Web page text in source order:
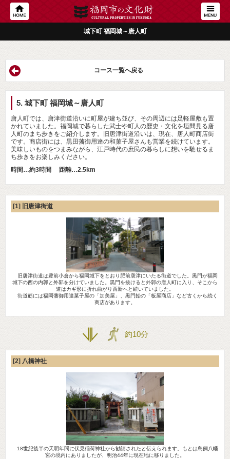
城下町 福岡城～唐人町
コース一覧へ戻る
5. 城下町 福岡城～唐人町
唐人町では、唐津街道沿いに町屋が建ち並び、その周辺には足軽屋敷も置
かれていました。福岡城で暮らした武士や町人の歴史・文化を垣間見る唐
人町のまち歩きをご紹介します。旧唐津街道沿いは、現在、唐人町商店街
です。商店街には、黒田藩御用達の和菓子屋さんも営業を続けています。
美味しいものをつまみながら、江戸時代の庶民の暮らしに想いを馳せるま
ち歩きをお楽しみください。
時間…約3時間 距離…2.5km
[1] 旧唐津街道
旧唐津街道は豊前小倉から福岡城下をとおり肥前唐津にいたる街道でした。黒門が福岡
城下の西の内郭と外郭を分けていました。黒門を抜けると外郭の唐人町に入り、そこから
道はカギ形に折れ曲がり西新へと続いていました。
街道筋には福岡藩御用達菓子屋の「加美屋」、黒門飴の「板屋商店」など古くから続く
商店があります。
約10分
[2] 八橋神社
18世紀後半の天明年間に伏見稲荷神社から勧請されたと伝えられます。もとは鳥飼八幡
宮の境内にありましたが、明治44年に現在地に移りました。